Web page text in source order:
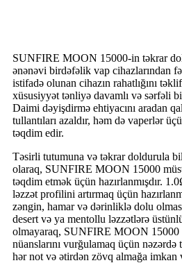
SUNFIRE MOON 15000-in təkrar
ənənəvi birdəfəlik vap cihazlarından
istifadə olunan cihazın rahatlığını
xüsusiyyət tənliyə davamlı və sərfəli
Daimi dəyişdirmə ehtiyacını aradan
tullantıları azaldır, həm də vaperlər
təqdim edir.
Təsirli tutumuna və təkrar doldurula
olaraq, SUNFIRE MOON 15000
təqdim etmək üçün hazırlanmışdır.
ləzzət profilini artırmaq üçün
zəngin, hamar və dərinliklə dolu
desert və ya mentollu ləzzətlərə
olmayaraq, SUNFIRE MOON 15000
nüanslarını vurğulamaq üçün
hər not və ətirdən zövq almağa imkan